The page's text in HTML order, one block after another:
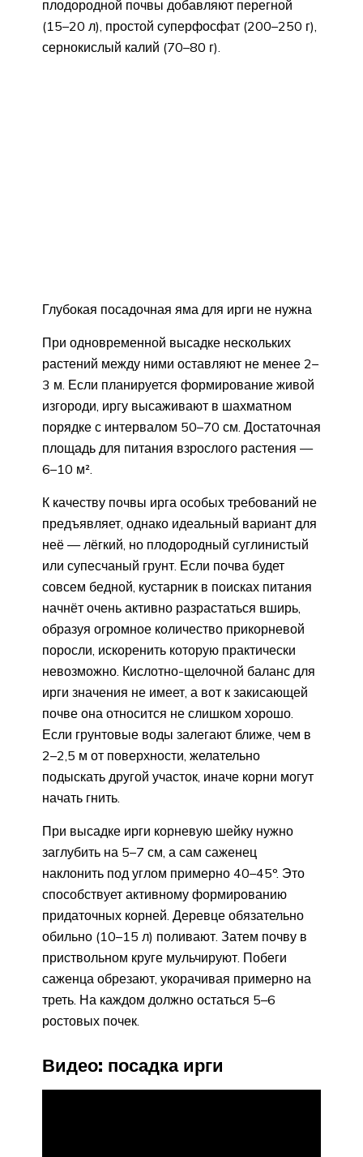
плодородной почвы добавляют перегной
(15–20 л), простой суперфосфат (200–250 г),
сернокислый калий (70–80 г).
Глубокая посадочная яма для ирги не нужна
При одновременной высадке нескольких
растений между ними оставляют не менее 2–
3 м. Если планируется формирование живой
изгороди, иргу высаживают в шахматном
порядке с интервалом 50–70 см. Достаточная
площадь для питания взрослого растения —
6–10 м².
К качеству почвы ирга особых требований не
предъявляет, однако идеальный вариант для
неё — лёгкий, но плодородный суглинистый
или супесчаный грунт. Если почва будет
совсем бедной, кустарник в поисках питания
начнёт очень активно разрастаться вширь,
образуя огромное количество прикорневой
поросли, искоренить которую практически
невозможно. Кислотно-щелочной баланс для
ирги значения не имеет, а вот к закисающей
почве она относится не слишком хорошо.
Если грунтовые воды залегают ближе, чем в
2–2,5 м от поверхности, желательно
подыскать другой участок, иначе корни могут
начать гнить.
При высадке ирги корневую шейку нужно
заглубить на 5–7 см, а сам саженец
наклонить под углом примерно 40–45º. Это
способствует активному формированию
придаточных корней. Деревце обязательно
обильно (10–15 л) поливают. Затем почву в
приствольном круге мульчируют. Побеги
саженца обрезают, укорачивая примерно на
треть. На каждом должно остаться 5–6
ростовых почек.
Видео: посадка ирги